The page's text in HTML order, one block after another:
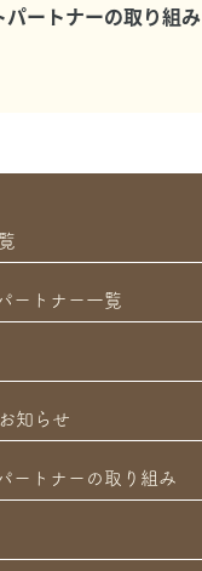
パートナーの取り組み
ートナー一覧
知らせ
ートナーの取り組み